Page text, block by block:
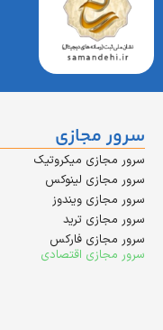
میکروتیک
لینوکس
ویندوز
ترید
فارکس
اقتصادی